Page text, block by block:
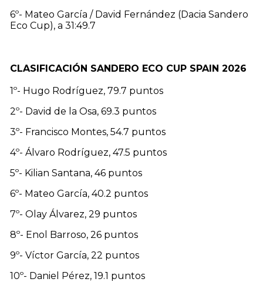
6º- Mateo García / David Fernández (Dacia Sandero
Eco Cup), a 31:49.7
CLASIFICACIÓN SANDERO ECO CUP SPAIN 2026
1º- Hugo Rodríguez, 79.7 puntos
2º- David de la Osa, 69.3 puntos
3º- Francisco Montes, 54.7 puntos
4º- Álvaro Rodríguez, 47.5 puntos
5º- Kilian Santana, 46 puntos
6º- Mateo García, 40.2 puntos
7º- Olay Álvarez, 29 puntos
8º- Enol Barroso, 26 puntos
9º- Víctor García, 22 puntos
10º- Daniel Pérez, 19.1 puntos